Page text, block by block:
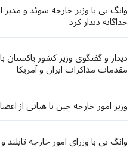
وانگ یی با وزیر خارجه سوئد و
جداگانه دیدار کرد
دیدار و گفتگوی وزیر کشور پاکستان
مقدمات مذاکرات ایران و آمریکا
وزیر امور خارجه چین با هیاتی از
وانگ یی با وزرای امور خارجه تایلند